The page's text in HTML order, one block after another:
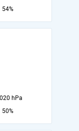
54%
hPa
50%